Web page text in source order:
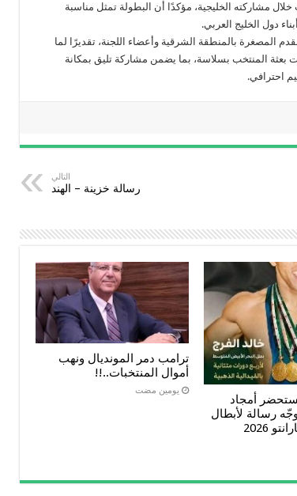
مشاركته الخليجية، مؤكدًا أن البطولة تمثل مناسبة
دول الخليج العربي.
المصغرة بالمنطقة الشرقية وأعضاء اللجنة، تقديرًا لما
المنتخب بسلاسة، بما يضمن مشاركة تليق بمكانة
احترافي.
التالي
رسالة خزينة – الهند
أمجاد
رسالة لأبطال
2026
ترامب دمر المونديال ونهب
أموال المنتخبات..!!
‏يومين مضت